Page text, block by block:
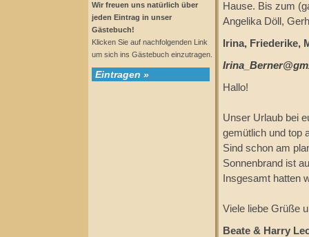
Wir freuen uns natürlich über
jeden Eintrag in unser
Gästebuch!
Klicken Sie auf nachfolgenden Link
um sich ins Gästebuch einzutragen.
Eintragen »
Hause. Bis zum
Angelika Döll,
Irina, Friederike,
Hallo!
Unser Urlaub bei
gemütlich und top
Sind schon am
Sonnenbrand ist
Insgesamt hatten
Viele liebe Grüße
Beate & Harry